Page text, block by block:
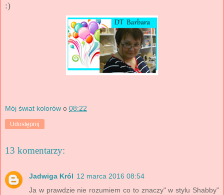
:)
Mój świat kolorów o 08:22
Udostępnij
13 komentarzy:
Jadwiga Król 12 marca 2016 08:54
Ja w prawdzie nie rozumiem co to znaczy" w stylu Shabby"